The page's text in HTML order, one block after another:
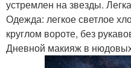
устремлен на звезды.
Одежда: легкое светлое
круглом вороте, без
Дневной макияж в